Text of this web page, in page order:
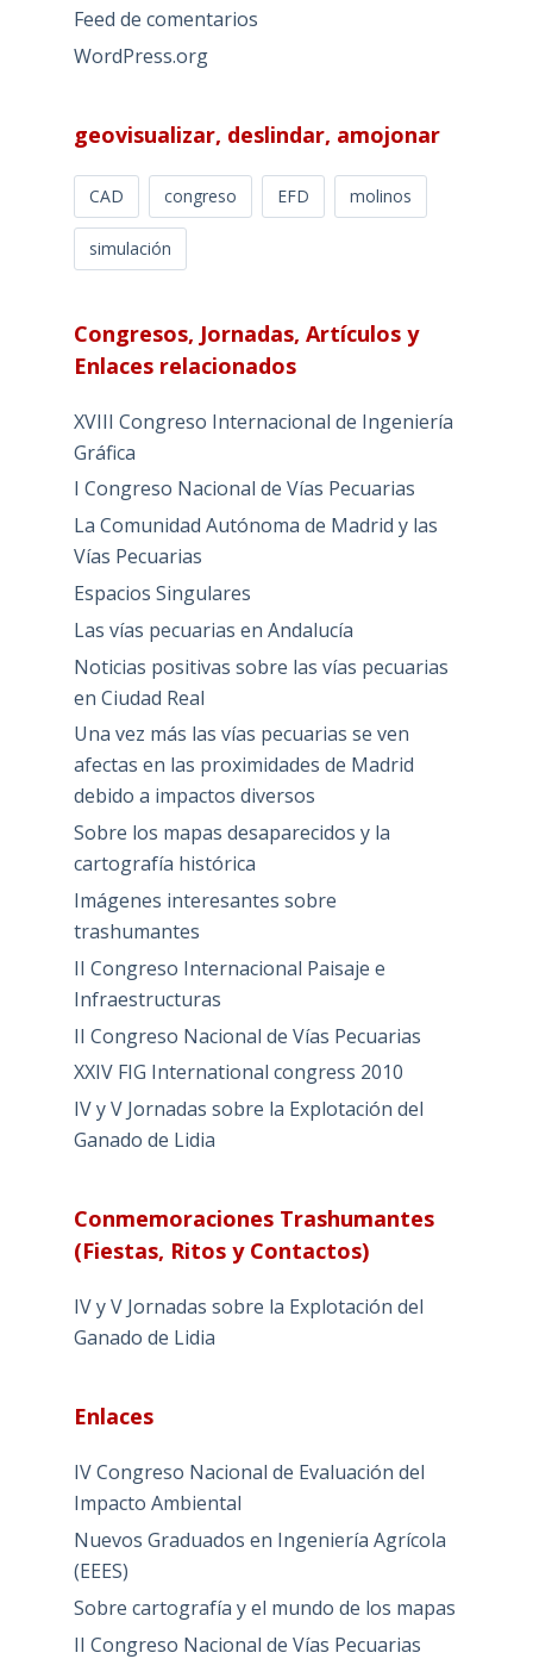
Feed de comentarios
WordPress.org
geovisualizar, deslindar, amojonar
CAD congreso EFD molinos
simulación
Congresos, Jornadas, Artículos y
Enlaces relacionados
XVIII Congreso Internacional de Ingeniería
Gráfica
I Congreso Nacional de Vías Pecuarias
La Comunidad Autónoma de Madrid y las
Vías Pecuarias
Espacios Singulares
Las vías pecuarias en Andalucía
Noticias positivas sobre las vías pecuarias
en Ciudad Real
Una vez más las vías pecuarias se ven
afectas en las proximidades de Madrid
debido a impactos diversos
Sobre los mapas desaparecidos y la
cartografía histórica
Imágenes interesantes sobre
trashumantes
II Congreso Internacional Paisaje e
Infraestructuras
II Congreso Nacional de Vías Pecuarias
XXIV FIG International congress 2010
IV y V Jornadas sobre la Explotación del
Ganado de Lidia
Conmemoraciones Trashumantes
(Fiestas, Ritos y Contactos)
IV y V Jornadas sobre la Explotación del
Ganado de Lidia
Enlaces
IV Congreso Nacional de Evaluación del
Impacto Ambiental
Nuevos Graduados en Ingeniería Agrícola
(EEES)
Sobre cartografía y el mundo de los mapas
II Congreso Nacional de Vías Pecuarias